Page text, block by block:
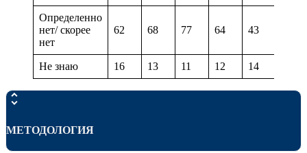
Определенно
нет/ скорее
нет
62 68 77 64 43
Не знаю 16 13 11 12 14
МЕТОДОЛОГИЯ